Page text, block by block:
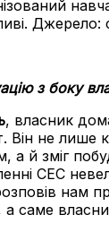
Джерело:
з боку
, власник
Він не лише
а й зміг
СЕС
нам
саме